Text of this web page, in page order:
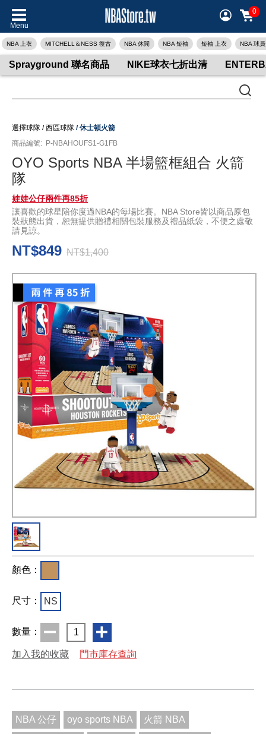
Menu
0
NBA 上衣 MITCHELL＆NESS 復古 NBA 休閒 NBA 短袖 短袖 上衣 NBA 球
Sprayground 聯名商品 NIKE球衣七折出清
選擇球隊 /西區球隊 /休士頓火箭
顏色：
尺寸： NS
數量： 1
加入我的收藏 門市庫存查詢
商品編號: P-NBAHOUFS1-G1FB
OYO Sports NBA 半場籃框組合 火箭
隊
娃娃公仔兩件再85折
讓喜歡的球星陪你度過NBA的每場比賽。NBA Store皆以商品原包
裝狀態出貨，恕無提供贈禮相關包裝服務及禮品紙袋，不便之處敬
請見諒。
NT$849 NT$1,400
NBA 公仔 oyo sports NBA 火箭 NBA